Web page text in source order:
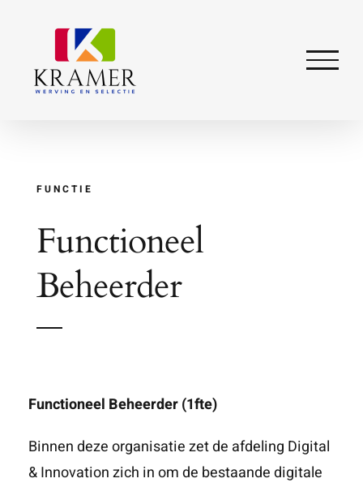
inhoud
FUNCTIE
Functioneel
Beheerder
Functioneel Beheerder (1fte)
Binnen deze organisatie zet de afdeling Digital
& Innovation zich in om de bestaande digitale